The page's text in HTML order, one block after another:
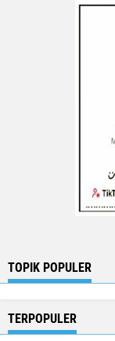
TOPIK POPULER
TERPOPULER